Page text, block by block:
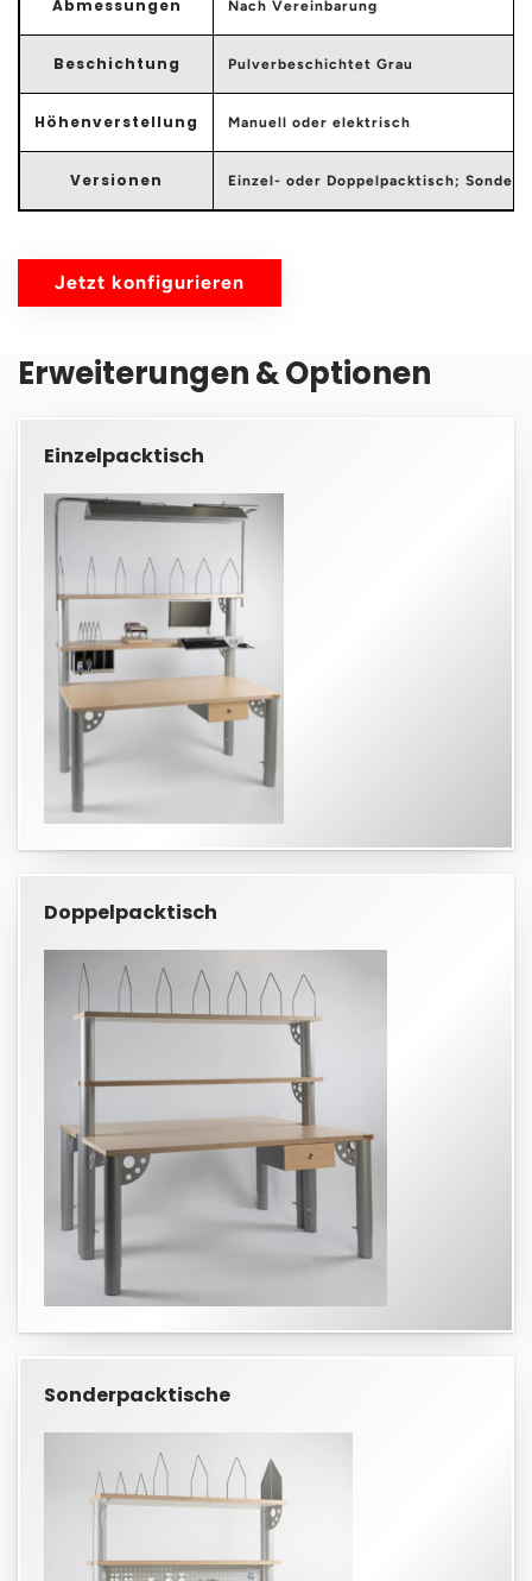
Abmessungen Nach Vereinbarung
Beschichtung Pulverbeschichtet Grau
Höhenverstellung Manuell oder elektrisch
Versionen Einzel- oder Doppelpacktisch;
Jetzt konfigurieren
Erweiterungen & Optionen
Einzelpacktisch
Doppelpacktisch
Sonderpacktische